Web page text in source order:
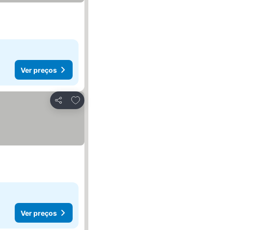
Ver preços
Partilhar
Adicionar aos favoritos
Ver preços